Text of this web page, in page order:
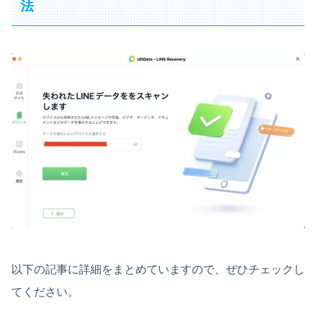
法
以下の記事に詳細をまとめていますので、ぜひチェックし
てください。